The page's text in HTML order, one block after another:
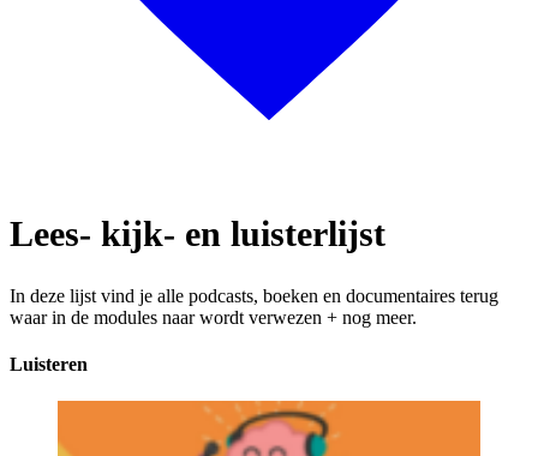
Lees- kijk- en luisterlijst
In deze lijst vind je alle podcasts, boeken en documentaires terug
waar in de modules naar wordt verwezen + nog meer.
Luisteren